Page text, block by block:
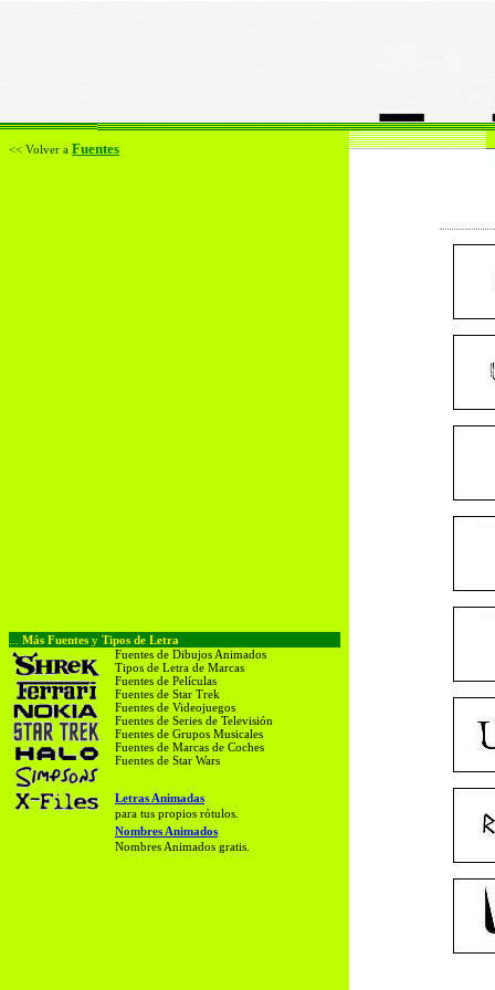
<< Volver a Fuentes
Más Fuentes y Tipos de Letra
Fuentes de Dibujos Animados
Tipos de Letra de Marcas
Fuentes de Películas
Fuentes de Star Trek
Fuentes de Videojuegos
Fuentes de Series de Televisión
Fuentes de Grupos Musicales
Fuentes de Marcas de Coches
Fuentes de Star Wars
Letras Animadas
para tus propios rótulos.
Nombres Animados
Nombres Animados gratis.